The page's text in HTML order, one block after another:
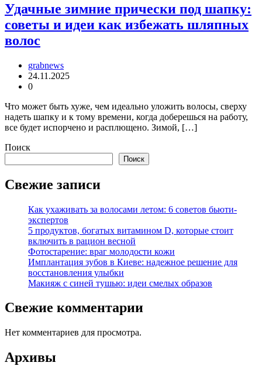
Удачные зимние прически под шапку:
советы и идеи как избежать шляпных
волос
grabnews
24.11.2025
0
Что может быть хуже, чем идеально уложить волосы, сверху
надеть шапку и к тому времени, когда доберешься на работу,
все будет испорчено и расплющено. Зимой, […]
Поиск
Поиск
Свежие записи
Как ухаживать за волосами летом: 6 советов бьюти-
экспертов
5 продуктов, богатых витамином D, которые стоит
включить в рацион весной
Фотостарение: враг молодости кожи
Имплантация зубов в Киеве: надежное решение для
восстановления улыбки
Макияж с синей тушью: идеи смелых образов
Свежие комментарии
Нет комментариев для просмотра.
Архивы